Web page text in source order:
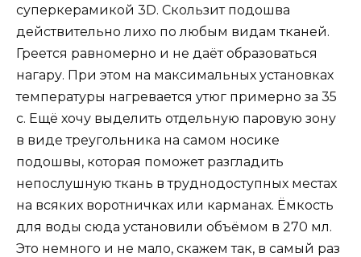
суперкерамикой 3D. Скользит подошва
действительно лихо по любым видам тканей.
Греется равномерно и не даёт образоваться
нагару. При этом на максимальных установках
температуры нагревается утюг примерно за 35
с. Ещё хочу выделить отдельную паровую зону
в виде треугольника на самом носике
подошвы, которая поможет разгладить
непослушную ткань в труднодоступных местах
на всяких воротничках или карманах. Ёмкость
для воды сюда установили объёмом в 270 мл.
Это немного и не мало, скажем так, в самый раз